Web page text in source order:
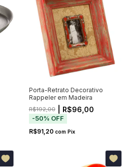
Porta-Retrato Decorativo
Rappeler em Madeira
R$192,00| R$96,00
-50% OFF
R$91,20 com Pix